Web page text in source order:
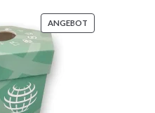
ANGEBOT